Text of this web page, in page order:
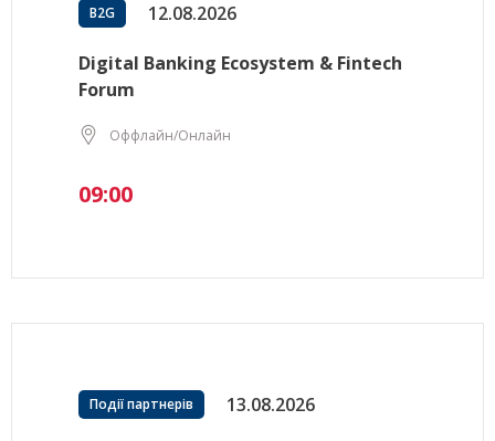
B2G 12.08.2026
Digital Banking Ecosystem & Fintech
Forum
Оффлайн/Онлайн
09:00
Події партнерів 13.08.2026